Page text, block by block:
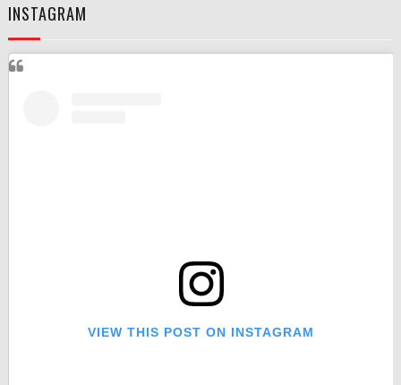
INSTAGRAM
VIEW THIS POST ON INSTAGRAM